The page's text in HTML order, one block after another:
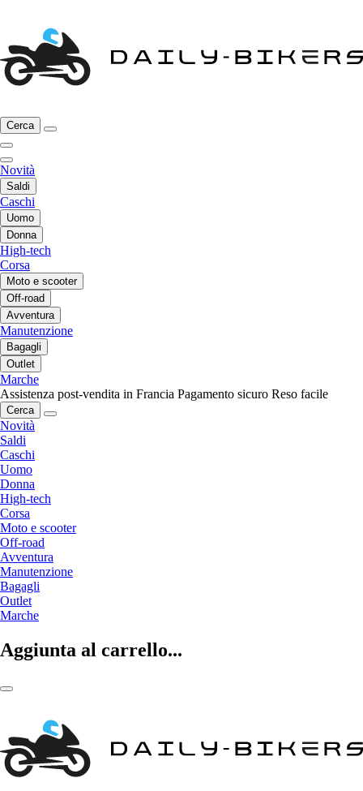
Cerca
Novità
Saldi
Caschi
Uomo
Donna
High-tech
Corsa
Moto e scooter
Off-road
Avventura
Manutenzione
Bagagli
Outlet
Marche
Assistenza post-vendita in Francia Pagamento sicuro Reso facile
Cerca
Novità
Saldi
Caschi
Uomo
Donna
High-tech
Corsa
Moto e scooter
Off-road
Avventura
Manutenzione
Bagagli
Outlet
Marche
Aggiunta al carrello...